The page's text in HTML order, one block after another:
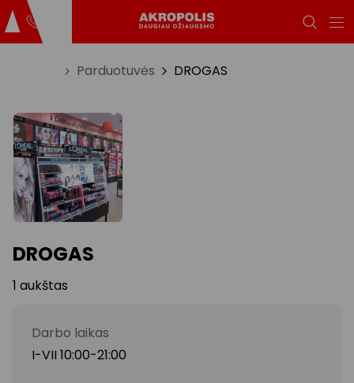
Parduotuvės DROGAS
DROGAS
1 aukštas
Darbo laikas
I-VII 10:00-21:00